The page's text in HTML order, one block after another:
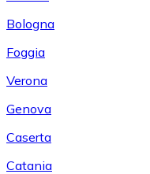
Bologna
Foggia
Verona
Genova
Caserta
Catania